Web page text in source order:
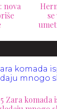
butik
kao
5 Zara komada